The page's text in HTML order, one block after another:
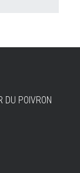
DU POIVRON